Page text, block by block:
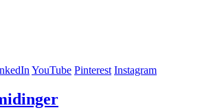
YouTube Pinterest Instagram